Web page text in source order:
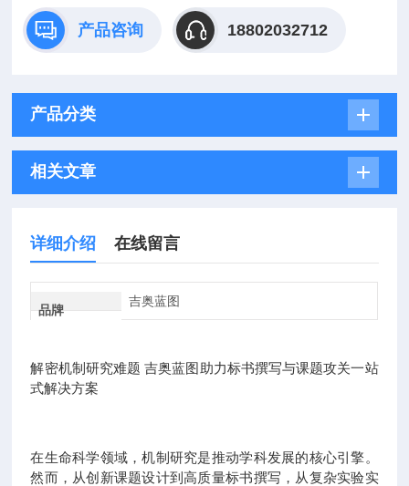
产品咨询 18802032712
产品分类
相关文章
详细介绍 在线留言
品牌
吉奥蓝图
解密机制研究难题 吉奥蓝图助力标书撰写与课题攻关一站
式解决方案
在生命科学领域，机制研究是推动学科发展的核心引擎。
然而，从创新课题设计到高质量标书撰写，从复杂实验实